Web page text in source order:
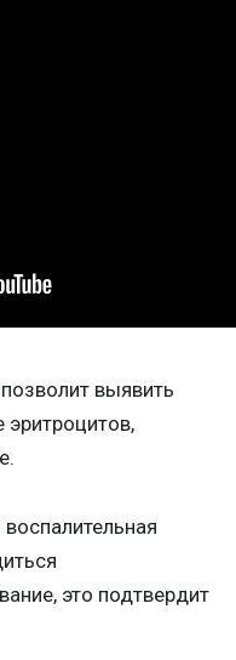
выявить
эритроцитов,
это подтвердит